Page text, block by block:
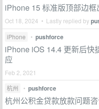
iPhone 15 标准版顶部边
Oct 18, 2024 • Lastly replied by
iPhone • pushforce
iPhone iOS 14.4 更新后快
应
Feb 2, 2021
杭州
• pushforce
杭州公积金贷款放款问题